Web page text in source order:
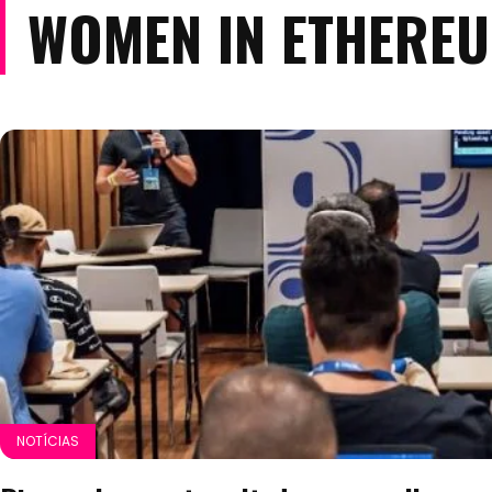
WOMEN IN
NOTÍCIAS